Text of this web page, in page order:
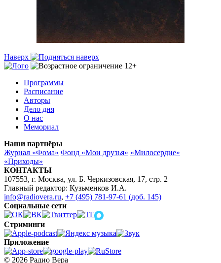
Наверх
Программы
Расписание
Авторы
Дело дня
О нас
Мемориал
Наши партнёры
Журнал «Фома» Фонд «Мои друзья» «Милосердие»
«Приходы»
КОНТАКТЫ
107553, г. Москва, ул. Б. Черкизовская, 17, стр. 2
Главный редактор: Кузьменков И.А.
info@radiovera.ru, +7 (495) 781-97-61 (доб. 145)
Социальные сети
Стриминги
Приложение
© 2026 Радио Вера